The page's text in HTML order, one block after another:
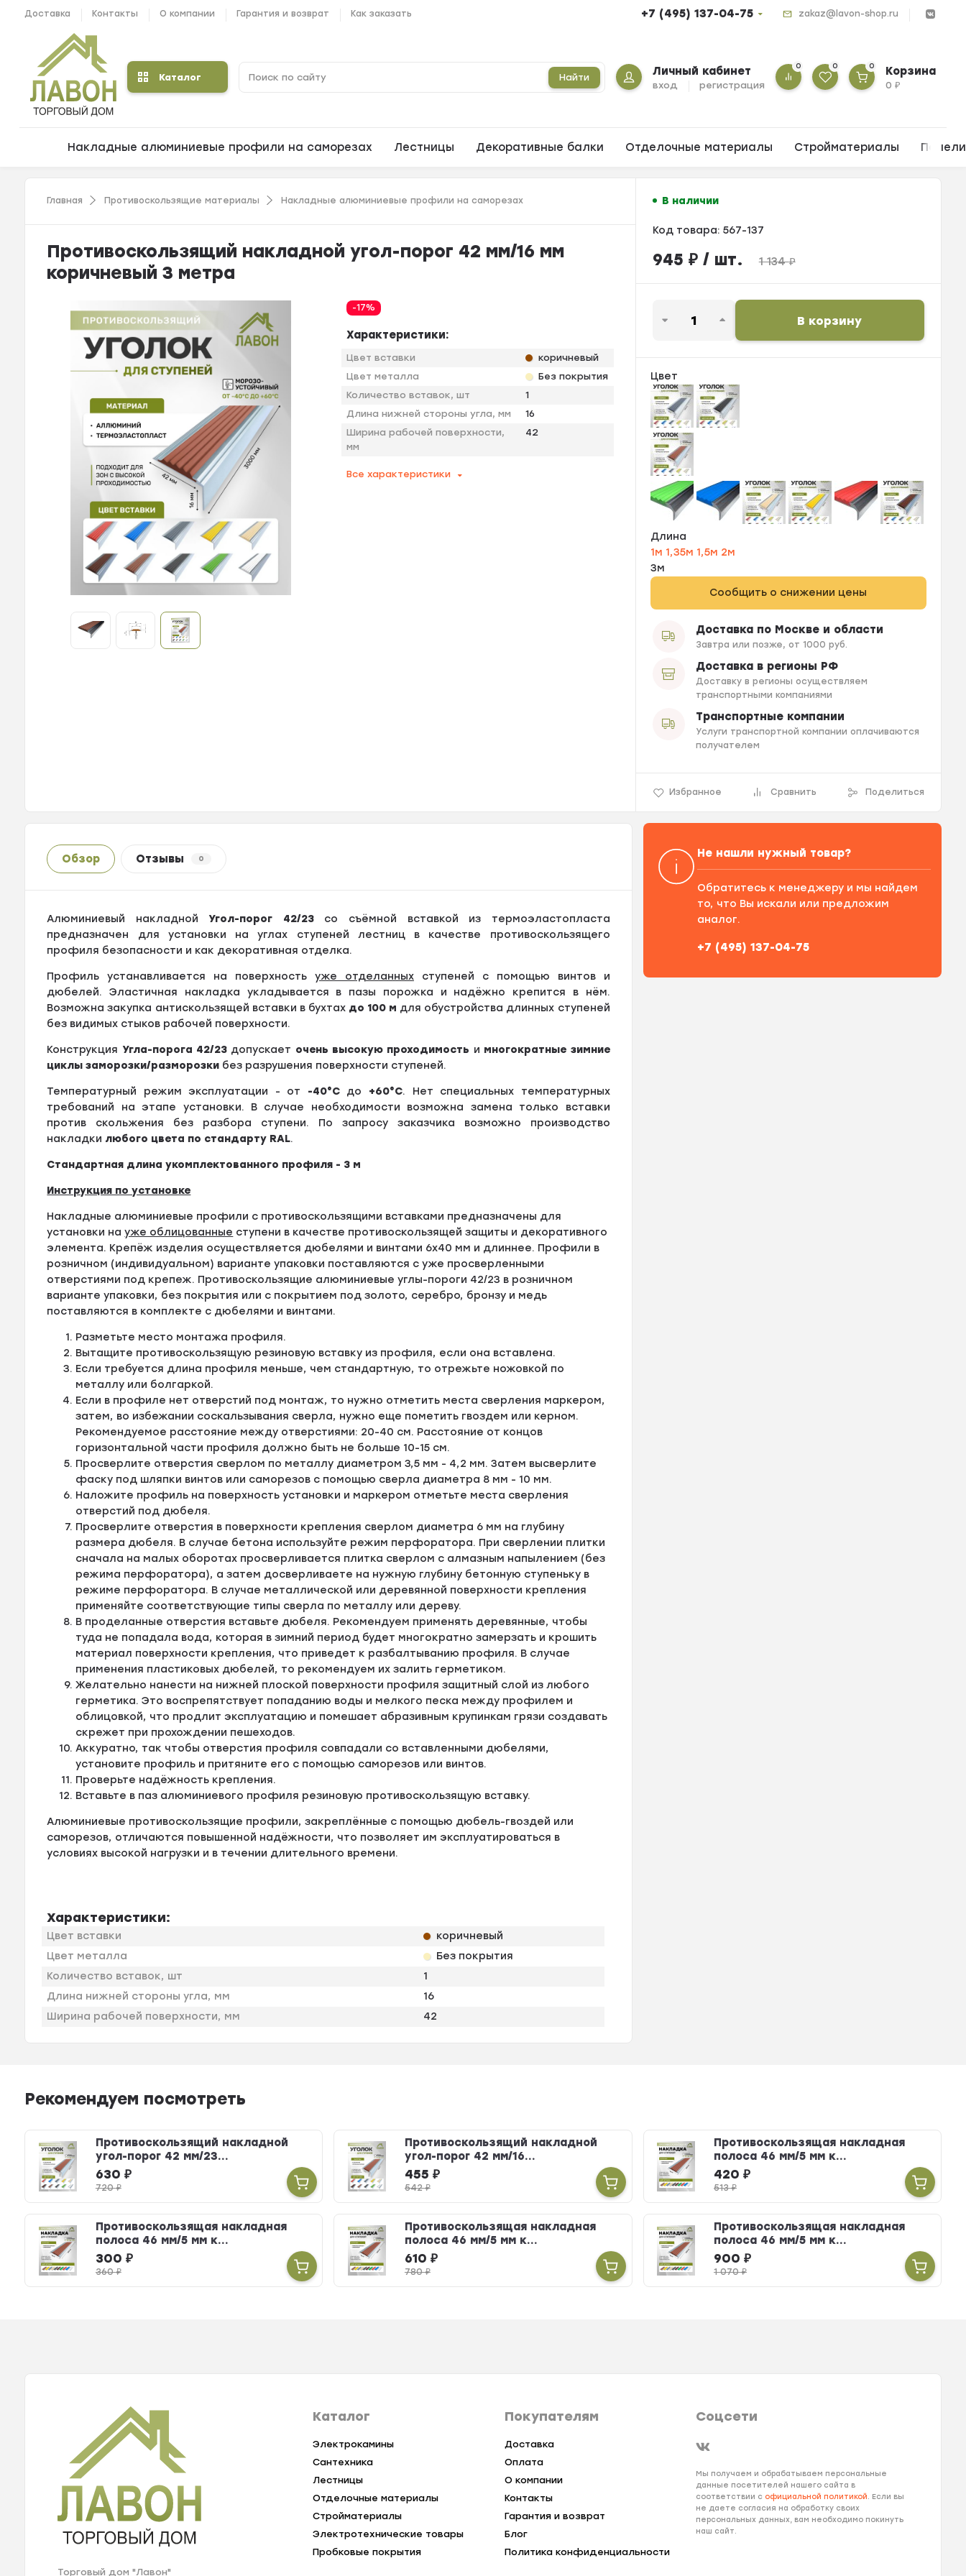
Доставка Контакты О компании Гарантия и возврат Как заказать +7 (495) 137-04-75 zakaz@lavon-shop.ru
Каталог Найти Личный кабинет
вход регистрация
0 0 0 Корзина
0₽
Накладные алюминиевые профили на саморезах Лестницы Декоративные балки Отделочные материалы Стройматериалы
Главная Противоскользящие материалы Накладные алюминиевые профили на саморезах
Противоскользящий накладной угол-порог 42 мм/16 мм
коричневый 3 метра
-17%
Характеристики:
Цвет вставки
коричневый
Цвет металла
Без покрытия
Количество вставок, шт
1
Длина нижней стороны угла, мм
16
Ширина рабочей поверхности,
мм
42
Все характеристики
В наличии
Код товара: 567-137
945 ₽/ шт. 1 134₽
В корзину
Цвет
Длина
1м 1,35м 1,5м 2м
3м
Сообщить о снижении цены
Доставка по Москве и области
Завтра или позже, от 1000 руб.
Доставка в регионы РФ
Доставку в регионы осуществляем
транспортными компаниями
Транспортные компании
Услуги транспортной компании оплачиваются
получателем
Избранное Сравнить Поделиться
Обзор Отзывы 0
Алюминиевый накладной Угол-порог 42/23со съёмной вставкой из термоэластопласта
предназначен для установки на углах ступеней лестниц в качестве противоскользящего
профиля безопасности и как декоративная отделка.
Профиль устанавливается на поверхностьуже отделанныхступеней с помощью винтов и
дюбелей. Эластичная накладка укладывается в пазы порожка и надёжно крепится в нём.
Возможна закупка антискользящей вставки в бухтах до 100 м для обустройства длинных ступеней
без видимых стыков рабочей поверхности.
Конструкция Угла-порога 42/23 допускает очень высокую проходимость и многократные зимние
циклы заморозки/разморозки без разрушения поверхности ступеней.
Температурный режим эксплуатации - от -40°Сдо +60°С. Нет специальных температурных
требований на этапе установки. В случае необходимости возможна замена только вставки
против скольжения без разбора ступени. По запросу заказчика возможно производство
накладки любого цвета по стандарту RAL.
Стандартная длина укомплектованного профиля - 3 м
Инструкция по установке
Накладные алюминиевые профили с противоскользящими вставками предназначены для
установки науже облицованные ступени в качестве противоскользящей защиты и декоративного
элемента. Крепёж изделия осуществляется дюбелями и винтами 6х40 мм и длиннее. Профили в
розничном (индивидуальном) варианте упаковки поставляются с уже просверленными
отверстиями под крепеж. Противоскользящие алюминиевые углы-пороги 42/23 в розничном
варианте упаковки, без покрытия или с покрытием под золото, серебро, бронзу и медь
поставляются в комплекте с дюбелями и винтами.
Разметьте место монтажа профиля.
Вытащите противоскользящую резиновую вставку из профиля, если она вставлена.
Если требуется длина профиля меньше, чем стандартную, то отрежьте ножовкой по
металлу или болгаркой.
Если в профиле нет отверстий под монтаж, то нужно отметить места сверления маркером,
затем, во избежании соскальзывания сверла, нужно еще пометить гвоздем или керном.
Рекомендуемое расстояние между отверстиями: 20-40 см. Расстояние от концов
горизонтальной части профиля должно быть не больше 10-15 см.
Просверлите отверстия сверлом по металлу диаметром 3,5 мм - 4,2 мм. Затем высверлите
фаску под шляпки винтов или саморезов с помощью сверла диаметра 8 мм - 10 мм.
Наложите профиль на поверхность установки и маркером отметьте места сверления
отверстий под дюбеля.
Просверлите отверстия в поверхности крепления сверлом диаметра 6 мм на глубину
размера дюбеля. В случае бетона используйте режим перфоратора. При сверлении плитки
сначала на малых оборотах просверливается плитка сверлом с алмазным напылением (без
режима перфоратора), а затем досверливаете на нужную глубину бетонную ступеньку в
режиме перфоратора. В случае металлической или деревянной поверхности крепления
применяйте соответствующие типы сверла по металлу или дереву.
В проделанные отверстия вставьте дюбеля. Рекомендуем применять деревянные, чтобы
туда не попадала вода, которая в зимний период будет многократно замерзать и крошить
материал поверхности крепления, что приведет к разбалтыванию профиля. В случае
применения пластиковых дюбелей, то рекомендуем их залить герметиком.
Желательно нанести на нижней плоской поверхности профиля защитный слой из любого
герметика. Это воспрепятствует попаданию воды и мелкого песка между профилем и
облицовкой, что продлит эксплуатацию и помешает абразивным крупинкам грязи создавать
скрежет при прохождении пешеходов.
Аккуратно, так чтобы отверстия профиля совпадали со вставленными дюбелями,
установите профиль и притяните его с помощью саморезов или винтов.
Проверьте надёжность крепления.
Вставьте в паз алюминиевого профиля резиновую противоскользящую вставку.
Алюминиевые противоскользящие профили, закреплённые с помощью дюбель-гвоздей или
саморезов, отличаются повышенной надёжности, что позволяет им эксплуатироваться в
условиях высокой нагрузки и в течении длительного времени.
Характеристики:
Цвет вставки
коричневый
Цвет металла
Без покрытия
Количество вставок, шт
1
Длина нижней стороны угла, мм
16
Ширина рабочей поверхности, мм
42
Не нашли нужный товар?
Обратитесь к менеджеру и мы найдем
то, что Вы искали или предложим
аналог.
+7 (495) 137-04-75
Рекомендуем посмотреть
Противоскользящий накладной
угол-порог 42 мм/23...
630 ₽
720₽
Противоскользящий накладной
угол-порог 42 мм/16...
455 ₽
542₽
Противоскользящая накладная
полоса 46 мм/5 мм к...
420 ₽
513₽
Противоскользящая накладная
полоса 46 мм/5 мм к...
300 ₽
360₽
Противоскользящая накладная
полоса 46 мм/5 мм к...
610 ₽
780₽
Противоскользящая накладная
полоса 46 мм/5 мм к...
900 ₽
1 070₽
Торговый дом "Лавон"
Каталог
Электрокамины
Сантехника
Лестницы
Отделочные материалы
Стройматериалы
Электротехнические товары
Пробковые покрытия
Покупателям
Доставка
Оплата
О компании
Контакты
Гарантия и возврат
Блог
Политика конфиденциальности
Соцсети
Мы получаем и обрабатываем персональные
данные посетителей нашего сайта в
соответствии с официальной политикой. Если вы
не даете согласия на обработку своих
персональных данных, вам необходимо покинуть
наш сайт.